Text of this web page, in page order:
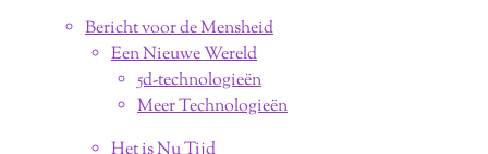
Bericht voor de Mensheid
Een Nieuwe Wereld
5d-technologieën
Meer Technologieën